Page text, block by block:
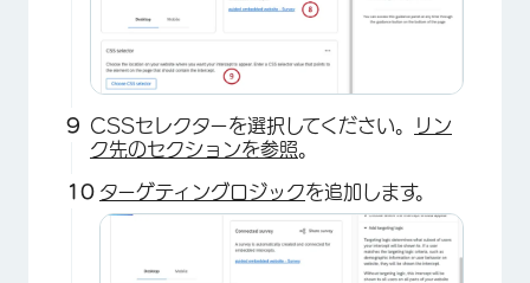
×
CSSセレクターを選択してください。
リン
ク先のセクションを参照。
ターゲティングロジックを追加します。